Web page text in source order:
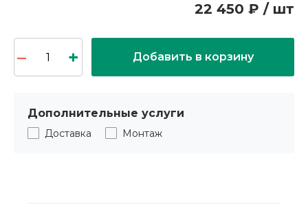
22 450 ₽ / шт
Добавить в корзину
Дополнительные услуги
Доставка Монтаж